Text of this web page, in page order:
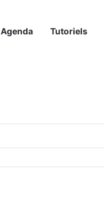
Agenda Tutoriels